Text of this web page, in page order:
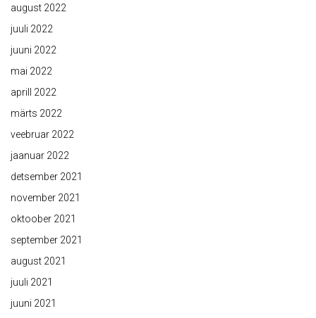
august 2022
juuli 2022
juuni 2022
mai 2022
aprill 2022
märts 2022
veebruar 2022
jaanuar 2022
detsember 2021
november 2021
oktoober 2021
september 2021
august 2021
juuli 2021
juuni 2021